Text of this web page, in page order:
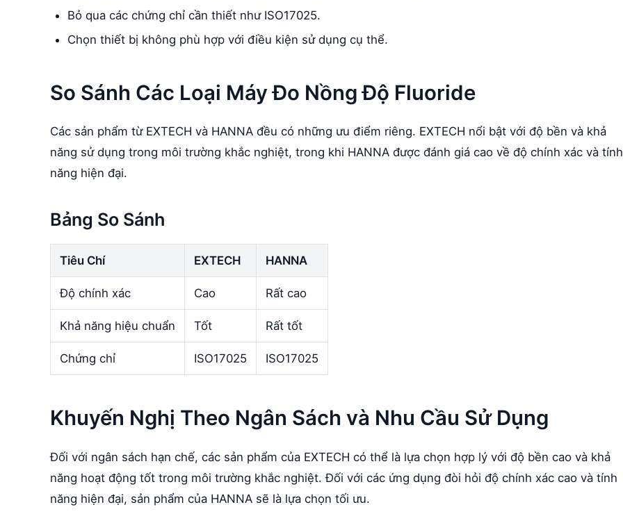
Bỏ qua các chứng chỉ cần thiết như ISO17025.
Chọn thiết bị không phù hợp với điều kiện sử dụng cụ thể.
So Sánh Các Loại Máy Đo Nồng Độ Fluoride
Các sản phẩm từ EXTECH và HANNA đều có những ưu điểm riêng. EXTECH nổi bật với độ bền và khả
năng sử dụng trong môi trường khắc nghiệt, trong khi HANNA được đánh giá cao về độ chính xác và tính
năng hiện đại.
Bảng So Sánh
Tiêu Chí EXTECH HANNA
Độ chính xác Cao Rất cao
Khả năng hiệu chuẩn Tốt Rất tốt
Chứng chỉ ISO17025 ISO17025
Khuyến Nghị Theo Ngân Sách và Nhu Cầu Sử Dụng
Đối với ngân sách hạn chế, các sản phẩm của EXTECH có thể là lựa chọn hợp lý với độ bền cao và khả
năng hoạt động tốt trong môi trường khắc nghiệt. Đối với các ứng dụng đòi hỏi độ chính xác cao và tính
năng hiện đại, sản phẩm của HANNA sẽ là lựa chọn tối ưu.